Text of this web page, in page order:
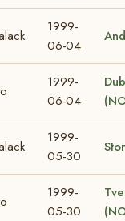
1999-
06-04
1999-
06-04
1999-
05-30
1999-
05-30